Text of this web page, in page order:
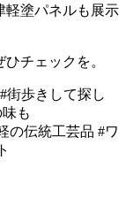
軽塗パネルも展示
チェックを。
街歩きして探し
も
の伝統工芸品 #ワ